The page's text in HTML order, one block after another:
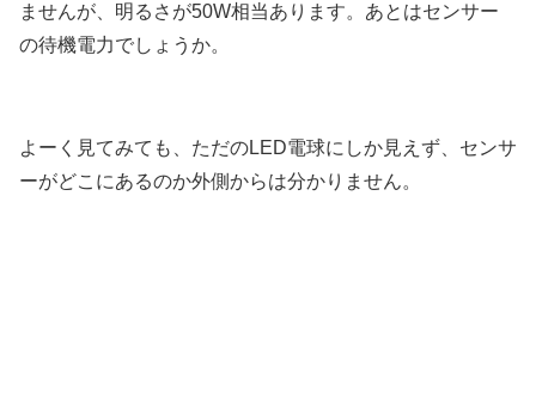
ませんが、明るさが50W相当あります。あとはセンサー
の待機電力でしょうか。
よーく見てみても、ただのLED電球にしか見えず、センサ
ーがどこにあるのか外側からは分かりません。